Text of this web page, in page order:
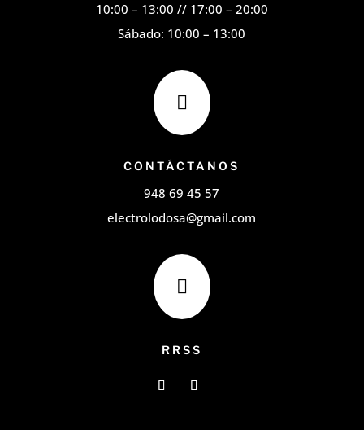
10:00 – 13:00 // 17:00 – 20:00
Sábado: 10:00 – 13:00

CONTÁCTANOS
948 69 45 57
electrolodosa@gmail.com

RRSS